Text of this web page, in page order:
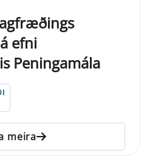
efni
Peningamála
meira